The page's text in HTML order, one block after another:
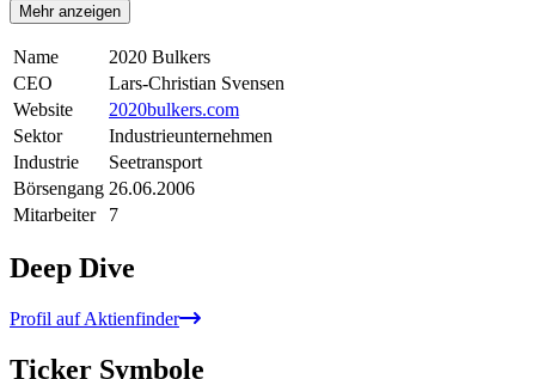
Mehr anzeigen
Name
2020 Bulkers
CEO
Lars-Christian Svensen
Website
2020bulkers.com
Sektor
Industrieunternehmen
Industrie
Seetransport
Börsengang 26.06.2006
Mitarbeiter
7
Deep Dive
Profil auf Aktienfinder
Ticker Symbole